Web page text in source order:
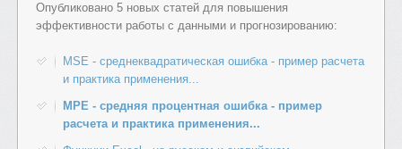
Опубликовано 5 новых статей для повышения
эффективности работы с данными и прогнозированию:
MSE - среднеквадратическая ошибка - пример расчета
и практика применения...
MPE - средняя процентная ошибка - пример
расчета и практика применения...